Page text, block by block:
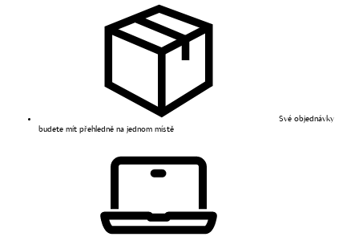
Své objednávky
budete mít přehledně na jednom místě